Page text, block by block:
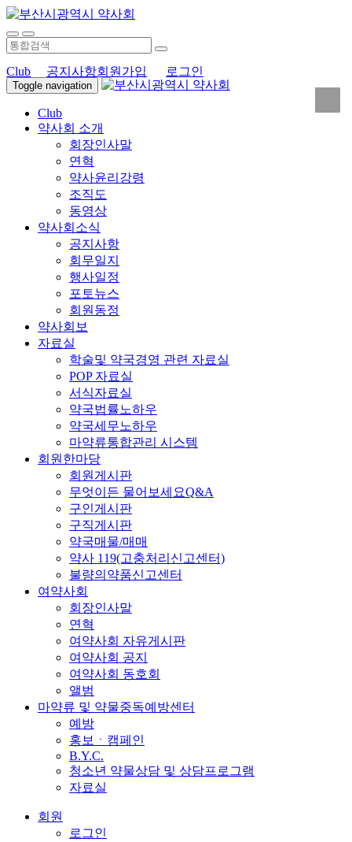
Club 공지사항회원가입 로그인
Toggle navigation
Club
약사회 소개
회장인사말
연혁
약사윤리강령
조직도
동영상
약사회소식
공지사항
회무일지
행사일정
포토뉴스
회원동정
약사회보
자료실
학술및 약국경영 관련 자료실
POP 자료실
서식자료실
약국법률노하우
약국세무노하우
마약류통합관리 시스템
회원한마당
회원게시판
무엇이든 물어보세요Q&A
구인게시판
구직게시판
약국매물/매매
약사 119(고충처리신고센터)
불량의약품신고센터
여약사회
회장인사말
연혁
여약사회 자유게시판
여약사회 공지
여약사회 동호회
앨범
마약류 및 약물중독예방센터
예방
홍보ㆍ캠페인
B.Y.C.
청소년 약물상담 및 상담프로그램
자료실
회원
로그인